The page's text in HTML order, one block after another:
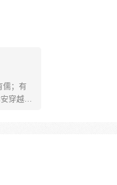
儒；有
穿越醒
小郎君